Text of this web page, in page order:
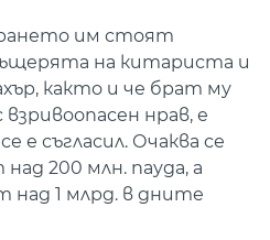
им стоят
на китариста и
както и че брат му
нрав, е
е съгласил. Очаква се
200 млн. пауда, а
над 1 млрд. в дните